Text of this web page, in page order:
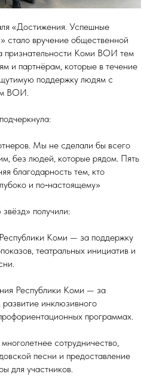
«Достижения. Успешные
стало вручение общественной
признательности Коми ВОИ тем
и партнёрам, которые в течение
поддержку людям с
ВОИ.
Мы не сделали бы всего
без людей, которые рядом. Пять
благодарность тем, кто
и по‑настоящему»
получили:
Коми — за поддержку
театральных инициатив и
Республики Коми — за
инклюзивного
программах.
сотрудничество,
песни и предоставление
для участников.